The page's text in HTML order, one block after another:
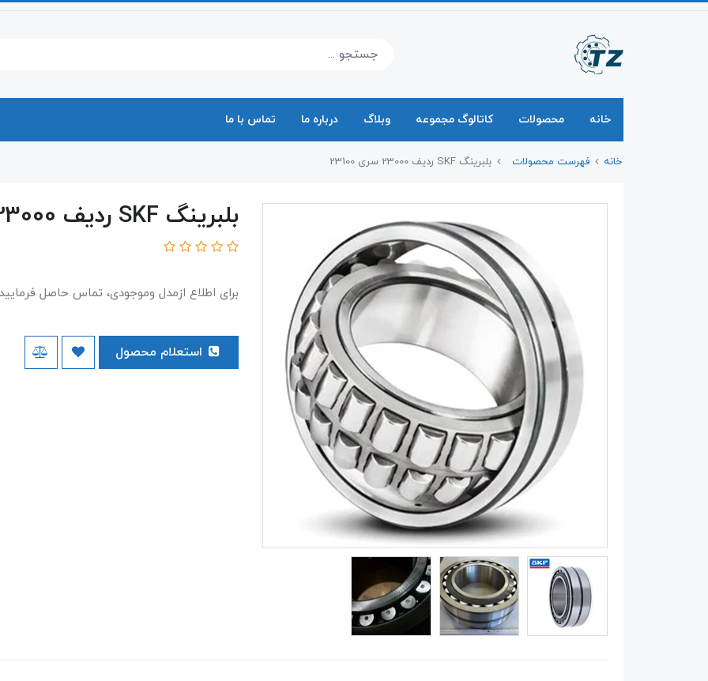
خانه محصولات کاتالوگ مجموعه وبلاگ درباره ما تماس با ما
خانه فهرست محصولات بلبرینگ SKF ردیف 23000 سری 23100
بلبرینگ SKF ردیف 23000 سری 23100
برای اطلاع ازمدل وموجودی، تماس حاصل